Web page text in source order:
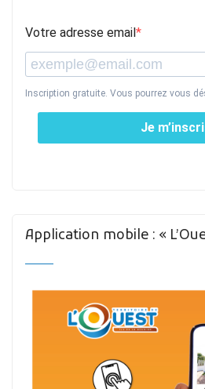
Votre adresse email
Inscription gratuite. Vous pourrez vous
Je
Application mobile : «